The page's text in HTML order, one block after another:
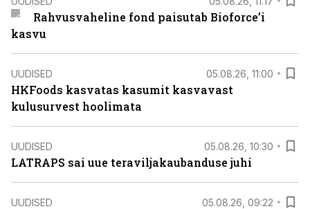
Rahvusvaheline fond paisutab Bioforce’i
kasvu
UUDISED 05.08.26, 11:00
HKFoods kasvatas kasumit kasvavast
kulusurvest hoolimata
UUDISED 05.08.26, 10:30
LATRAPS sai uue teraviljakaubanduse juhi
UUDISED 05.08.26, 09:22